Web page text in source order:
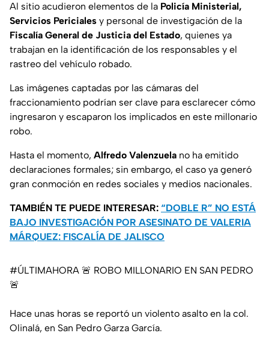
Al sitio acudieron elementos de la Policía Ministerial,
Servicios Periciales y personal de investigación de la
Fiscalía General de Justicia del Estado, quienes ya
trabajan en la identificación de los responsables y el
rastreo del vehículo robado.
Las imágenes captadas por las cámaras del
fraccionamiento podrían ser clave para esclarecer cómo
ingresaron y escaparon los implicados en este millonario
robo.
Hasta el momento, Alfredo Valenzuela no ha emitido
declaraciones formales; sin embargo, el caso ya generó
gran conmoción en redes sociales y medios nacionales.
TAMBIÉN TE PUEDE INTERESAR: “DOBLE R” NO ESTÁ
BAJO INVESTIGACIÓN POR ASESINATO DE VALERIA
MÁRQUEZ: FISCALÍA DE JALISCO
#ÚLTIMAHORA 🚨 ROBO MILLONARIO EN SAN PEDRO
🚨
Hace unas horas se reportó un violento asalto en la col.
Olinalá, en San Pedro Garza García.